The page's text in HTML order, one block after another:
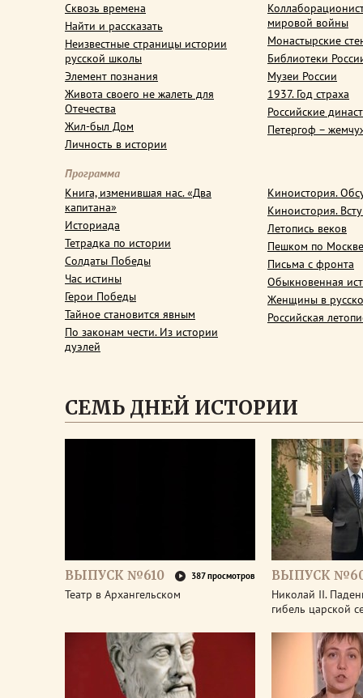
Сквозь времена
Найти и рассказать
Неизвестные страницы истории
русской школы
Элемент познания
Живота своего не жалеть для
Отечества
Жил-был Дом
Личность в истории
мировой войны
Монастырские
Библиотеки
Музеи России
1937. Год страха
Российские
Петергоф –
Программа
Книга, изменившая нас. «Два
капитана»
Историада
Тетрадка по истории
Солдаты Победы
Час истины
Герои Победы
Тайное становится явным
По законам чести. Из истории
дуэлей
Киноистория.
Киноистория.
Летопись веков
Пешком по Москве
Письма с фронта
Обыкновенная
Женщины в
Российская
СЕМЬ ДНЕЙ ИСТОРИИ
ВЫПУСК №610 387 просмотров
Театр в Архангельском
ВЫПУСК
Николай II.
гибель царской